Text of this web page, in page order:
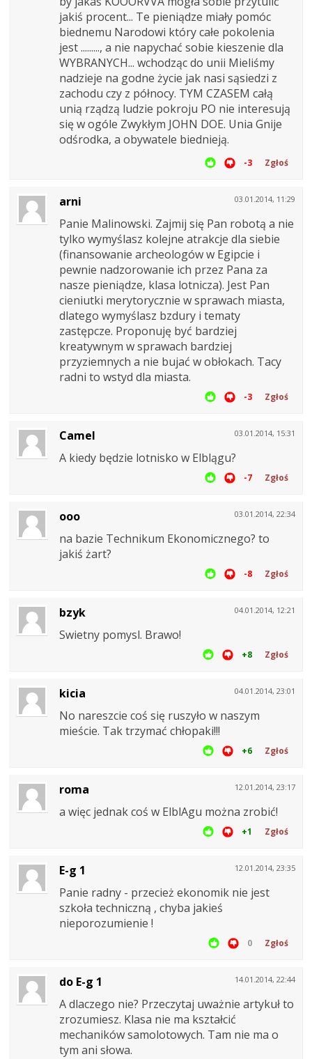
jakiś procent... Te pieniądze miały pomóc
biednemu Narodowi który całe pokolenia
jest ........., a nie napychać sobie kieszenie dla
WYBRANYCH... wchodząc do unii Mieliśmy
nadzieje na godne życie jak nasi sąsiedzi z
zachodu czy z północy. TYM CZASEM całą
unią rządzą ludzie pokroju PO nie interesują
się w ogóle Zwykłym JOHN DOE. Unia Gnije
odśrodka, a obywatele biednieją.
-3 Zgłoś
03.01.2014, 11:29
arni
Panie Malinowski. Zajmij się Pan robotą a nie
tylko wymyślasz kolejne atrakcje dla siebie
(finansowanie archeologów w Egipcie i
pewnie nadzorowanie ich przez Pana za
nasze pieniądze, klasa lotnicza). Jest Pan
cieniutki merytorycznie w sprawach miasta,
dlatego wymyślasz bzdury i tematy
zastępcze. Proponuję być bardziej
kreatywnym w sprawach bardziej
przyziemnych a nie bujać w obłokach. Tacy
radni to wstyd dla miasta.
-3 Zgłoś
03.01.2014, 15:31
Camel
A kiedy będzie lotnisko w Elblągu?
-7 Zgłoś
03.01.2014, 22:34
ooo
na bazie Technikum Ekonomicznego? to
jakiś żart?
-8 Zgłoś
04.01.2014, 12:21
bzyk
Swietny pomysl. Brawo!
+8 Zgłoś
04.01.2014, 23:01
kicia
No nareszcie coś się ruszyło w naszym
mieście. Tak trzymać chłopaki!!!
+6 Zgłoś
12.01.2014, 23:17
roma
a więc jednak coś w ElblAgu można zrobić!
+1 Zgłoś
12.01.2014, 23:35
E-g 1
Panie radny - przecież ekonomik nie jest
szkoła techniczną , chyba jakieś
nieporozumienie !
0 Zgłoś
14.01.2014, 22:44
do E-g 1
A dlaczego nie? Przeczytaj uważnie artykuł to
zrozumiesz. Klasa nie ma kształcić
mechaników samolotowych. Tam nie ma o
tym ani słowa.